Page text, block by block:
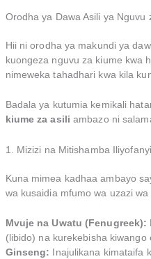
Orodha ya Dawa Asili ya Nguvu
Hii ni orodha ya makundi ya
kuongeza nguvu za kiume kwa
nimeweka tahadhari kwa kila
Badala ya kutumia kemikali
kiume za asili ambazo ni
1. Mizizi na Mitishamba
Kuna mimea kadhaa ambayo
wa kusaidia mfumo wa uzazi
Mvuje na Uwatu (Fenugreek):
(libido) na kurekebisha kiwango
Ginseng: Inajulikana kimataifa